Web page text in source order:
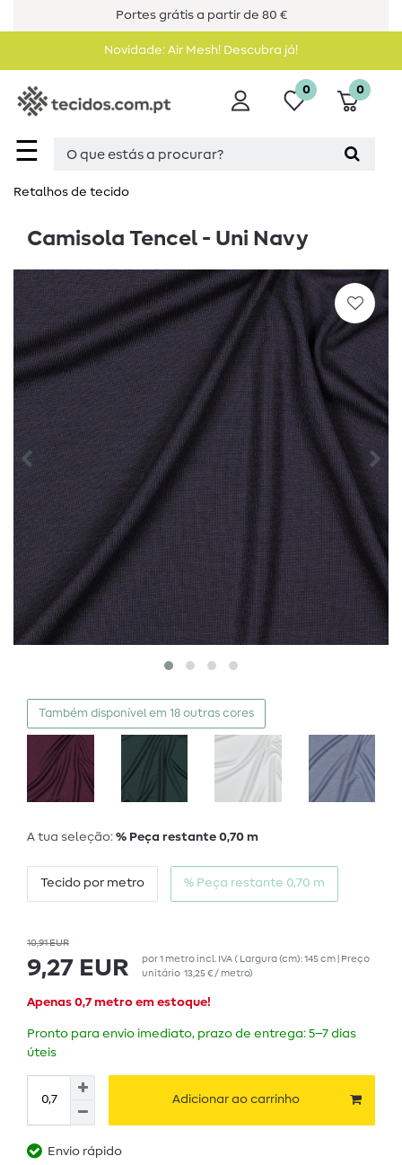
Portes grátis a partir de 80 €
Novidade: Air Mesh! Descubra já!
☰
0 0
Retalhos de tecido
Camisola Tencel - Uni Navy
Também disponível em 18 outras cores
A tua seleção: % Peça restante 0,70 m
Tecido por metro % Peça restante 0,70 m
10,91 EUR
9,27 EUR por1 metroincl. IVA( Largura (cm): 145 cm | Preço
unitário 13,25 € / metro)
Apenas 0,7 metro em estoque!
Pronto para envio imediato, prazo de entrega: 5–7 dias
úteis
Adicionar ao carrinho
Envio rápido